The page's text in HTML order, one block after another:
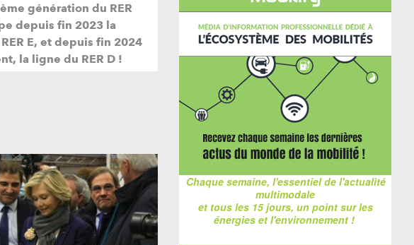
génération du RER
depuis fin 2023 la
E, et depuis fin 2024
la ligne du RER D !
Chaque semaine, l'essentiel de l'actualité
multimodale
et tous les 15 jours, un point sur les
énergies et l'environnement !